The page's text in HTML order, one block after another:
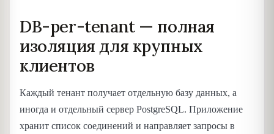
DB-per-tenant — полная
изоляция для крупных
клиентов
Каждый тенант получает отдельную базу данных, а
иногда и отдельный сервер PostgreSQL. Приложение
хранит список соединений и направляет запросы в